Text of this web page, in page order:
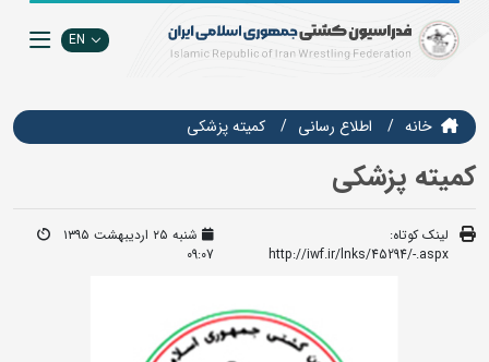
EN
خانه اطلاع رسانی کمیته پزشکی
کمیته پزشکی
لینک کوتاه:
http://iwf.ir/lnks/45294/-.aspx
شنبه ۲۵ اردیبهشت ۱۳۹۵
09:07